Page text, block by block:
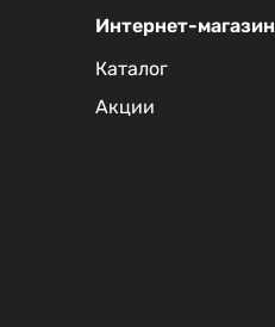
Интернет-магазин
Каталог
Акции